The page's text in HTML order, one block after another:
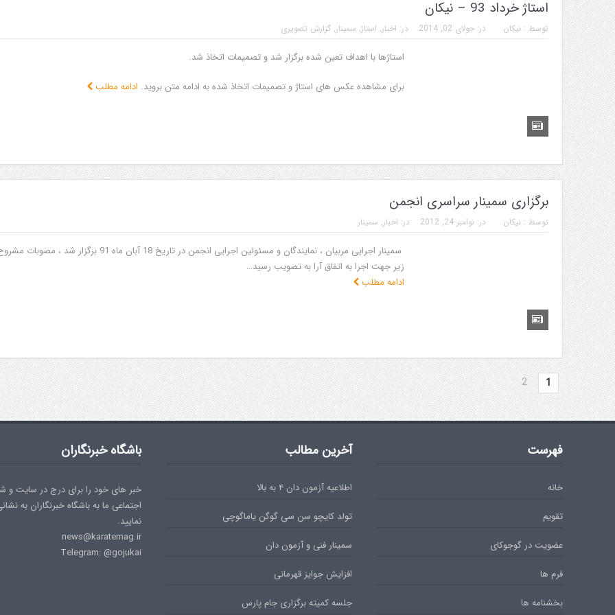
استاژ خرداد 93 – نیکان
توسط :نیکان در:جولای 02, 2014 در: اخبار, استاژ, سمینار,گزارش تصویری
استاژها با اهداف تعین شده برگزار شد و تصمیمات اتخاذ شد.
برای مشاهده عکس های استاژ و تصمیمات اتخاذ شده به ادامه متن بروید. ادامه مطلب
برگزاری سمینار سراسری انجمن
توسط :نیکان در:نوامبر 24, 2012 در: اخبار, سمینار
سمینار اجرایی مربیان ، نمایندگان و مسئولین اجرایی انجمن در تاریخ 18 آبان ماه 91 برگزار شد ، مصوبات
زیر جهت اجرا به اتفاق آرا به تصویب رسید…
ادامه مطلب
1
2
فهرست
خانه
تقویم
عضویت در گوجوکای
فرم ها
بخشنامه ها
آخرین مطالب
اطلاعیه آزمون دان ۴ به بالا
تولد کایچو سن سی گوگن یاماگوچی
سمینار فنی و آزمون دان
افزایش جوایز قهرمانی
جلسه کمیته برگزاری جام پارس
باشگاه خبرنگاران
خبر های خود را برای درج در سایت و
اجتماعی ما به باشگاه خبرنگاران به
نمایید.
news@karatemag.ir
Telegram: @gojukai